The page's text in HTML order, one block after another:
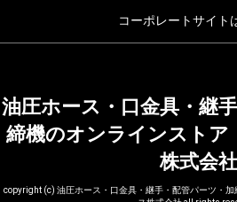
コーポレートサイト
油圧ホース・口金具・継
締機のオンラインスト
株式会社
copyright (c) 油圧ホース・口金具・継手・配管パーツ・